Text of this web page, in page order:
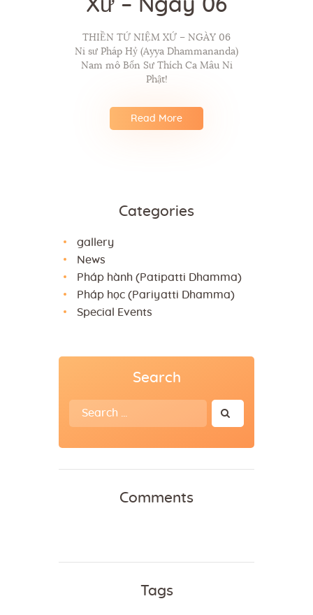
Xứ – Ngày 06
THIỀN TỨ NIỆM XỨ – NGÀY 06
Ni sư Pháp Hỷ (Ayya Dhammananda)
Nam mô Bổn Sư Thích Ca Mâu Ni
Phật!
Read More
Categories
gallery
News
Pháp hành (Patipatti Dhamma)
Pháp học (Pariyatti Dhamma)
Special Events
Search
Search
for:
Comments
Tags